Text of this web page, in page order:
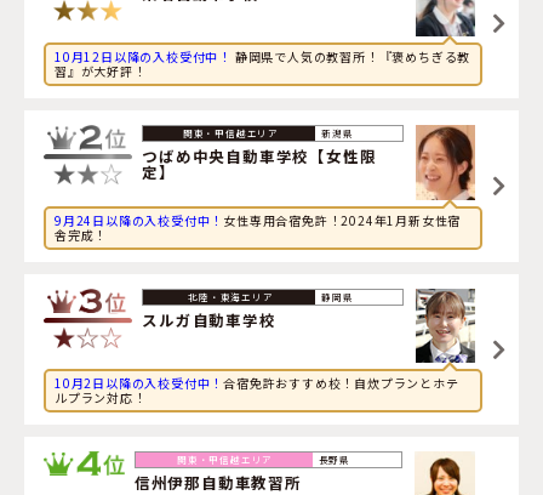
込みました。
2026年8月10日
旅行に興味のある大学生が福岡県・おんが自動車学校に申
2026年8月10日
旅行に興味のある専門学校生が徳島県・
徳島わきまち自動
車学校
2026年8月10日
10月12日以降の入校受付中！ 静岡県で人気の教習所！『褒めちぎる教
習』が大好評！
新潟県
つばめ中央自動車学校【女性限
定】
9月24日以降の入校受付中！ 女性専用合宿免許！2024年1月新女性宿
舎完成！
静岡県
スルガ自動車学校
10月2日以降の入校受付中！合宿免許おすすめ校！自炊プランとホテ
ルプラン対応！
長野県
信州伊那自動車教習所